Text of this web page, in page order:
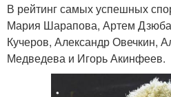
В рейтинг самых успешных
Мария Шарапова, Артем
Кучеров, Александр Овечкин,
Медведева и Игорь Акинфеев.